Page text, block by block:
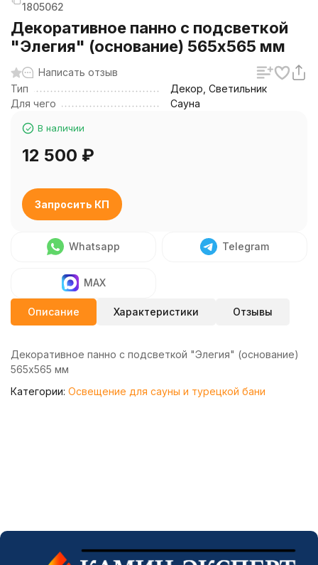
1805062
Декоративное панно с подсветкой
"Элегия" (основание) 565х565 мм
Написать отзыв
Тип
Декор, Светильник
Для чего
Сауна
В наличии
12 500 ₽
Запросить КП
Whatsapp Telegram
MAX
Описание Характеристики Отзывы
Декоративное панно с подсветкой "Элегия" (основание)
565х565 мм
Категории: Освещение для сауны и турецкой бани